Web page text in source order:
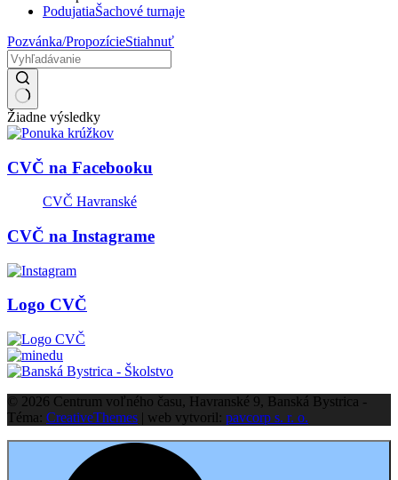
PodujatiaŠachové turnaje
Pozvánka/PropozícieStiahnuť
Žiadne výsledky
CVČ na Facebooku
CVČ Havranské
CVČ na Instagrame
Logo CVČ
© 2026 Centrum voľného času, Havranské 9, Banská Bystrica -
Téma: CreativeThemes | web vytvoril: pavcorp s. r. o.